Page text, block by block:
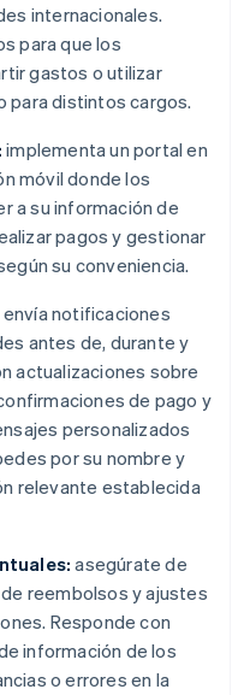
internacionales.
para que los
gastos o utilizar
distintos cargos.
implementa un portal en
móvil donde los
a su información de
pagos y gestionar
su conveniencia.
envía notificaciones
antes de, durante y
actualizaciones sobre
de pago y
personalizados
por su nombre y
relevante establecida
asegúrate de
reembolsos y ajustes
Responde con
información de los
o errores en la